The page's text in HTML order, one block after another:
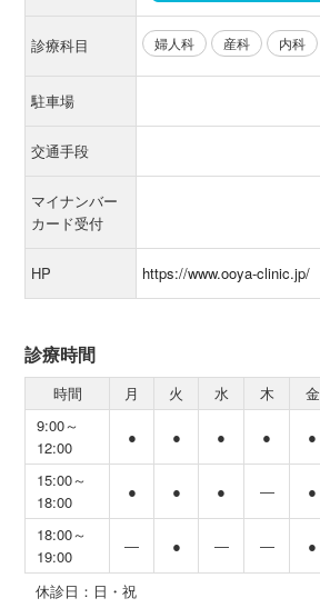
診療科目 婦人科 産科 内科
駐車場
交通手段
マイナンバー
カード受付
HP https://www.ooya-clinic.jp/
診療時間
時間 月 火 水 木 金
9:00～
12:00
● ● ● ● ●
15:00～
18:00
● ● ● ― ●
18:00～
19:00
― ● ― ― ●
休診日：日・祝